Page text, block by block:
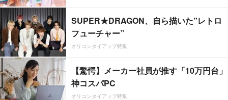
SUPER★DRAGON、自ら描いた”レトロ
フューチャー”
オリコンタイアップ特集
【驚愕】メーカー社員が推す「10万円台」
神コスパPC
オリコンタイアップ特集